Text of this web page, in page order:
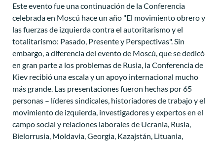
Este evento fue una continuación de la Conferencia
celebrada en Moscú hace un año "El movimiento obrero y
las fuerzas de izquierda contra el autoritarismo y el
totalitarismo: Pasado, Presente y Perspectivas". Sin
embargo, a diferencia del evento de Moscú, que se dedicó
en gran parte a los problemas de Rusia, la Conferencia de
Kiev recibió una escala y un apoyo internacional mucho
más grande. Las presentaciones fueron hechas por 65
personas – líderes sindicales, historiadores de trabajo y el
movimiento de izquierda, investigadores y expertos en el
campo social y relaciones laborales de Ucrania, Rusia,
Bielorrusia, Moldavia, Georgia, Kazajstán, Lituania,